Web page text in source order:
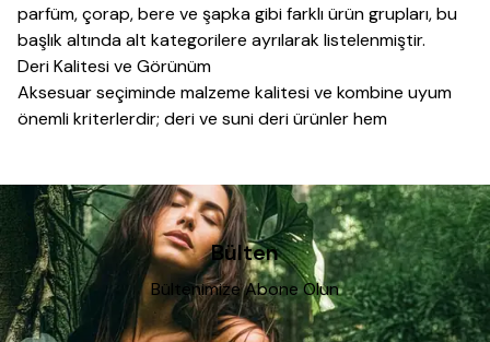
parfüm,çorap, bere ve şapkagibi farklı ürün grupları, bu
başlık altında alt kategorilere ayrılarak listelenmiştir.
Deri Kalitesi ve Görünüm
Aksesuar seçiminde malzeme kalitesi ve kombine uyum
önemli kriterlerdir; deri ve suni deri ürünler hem
verir. Renk seçiminde kemer ve ayakkabı gibi ürünlerin
birbiriyle uyumlu tonlarda seçilmesi, kombinin bütünlüklü
görünmesine katkı sağlar.
Nasıl Kombinlenir?
Parfüm gibi kişisel bakım ürünleri ise kombinin görünür
kısmından ziyade genel karakterini tamamlayan bir detay
Bülten
Bültenimize Abone Olun